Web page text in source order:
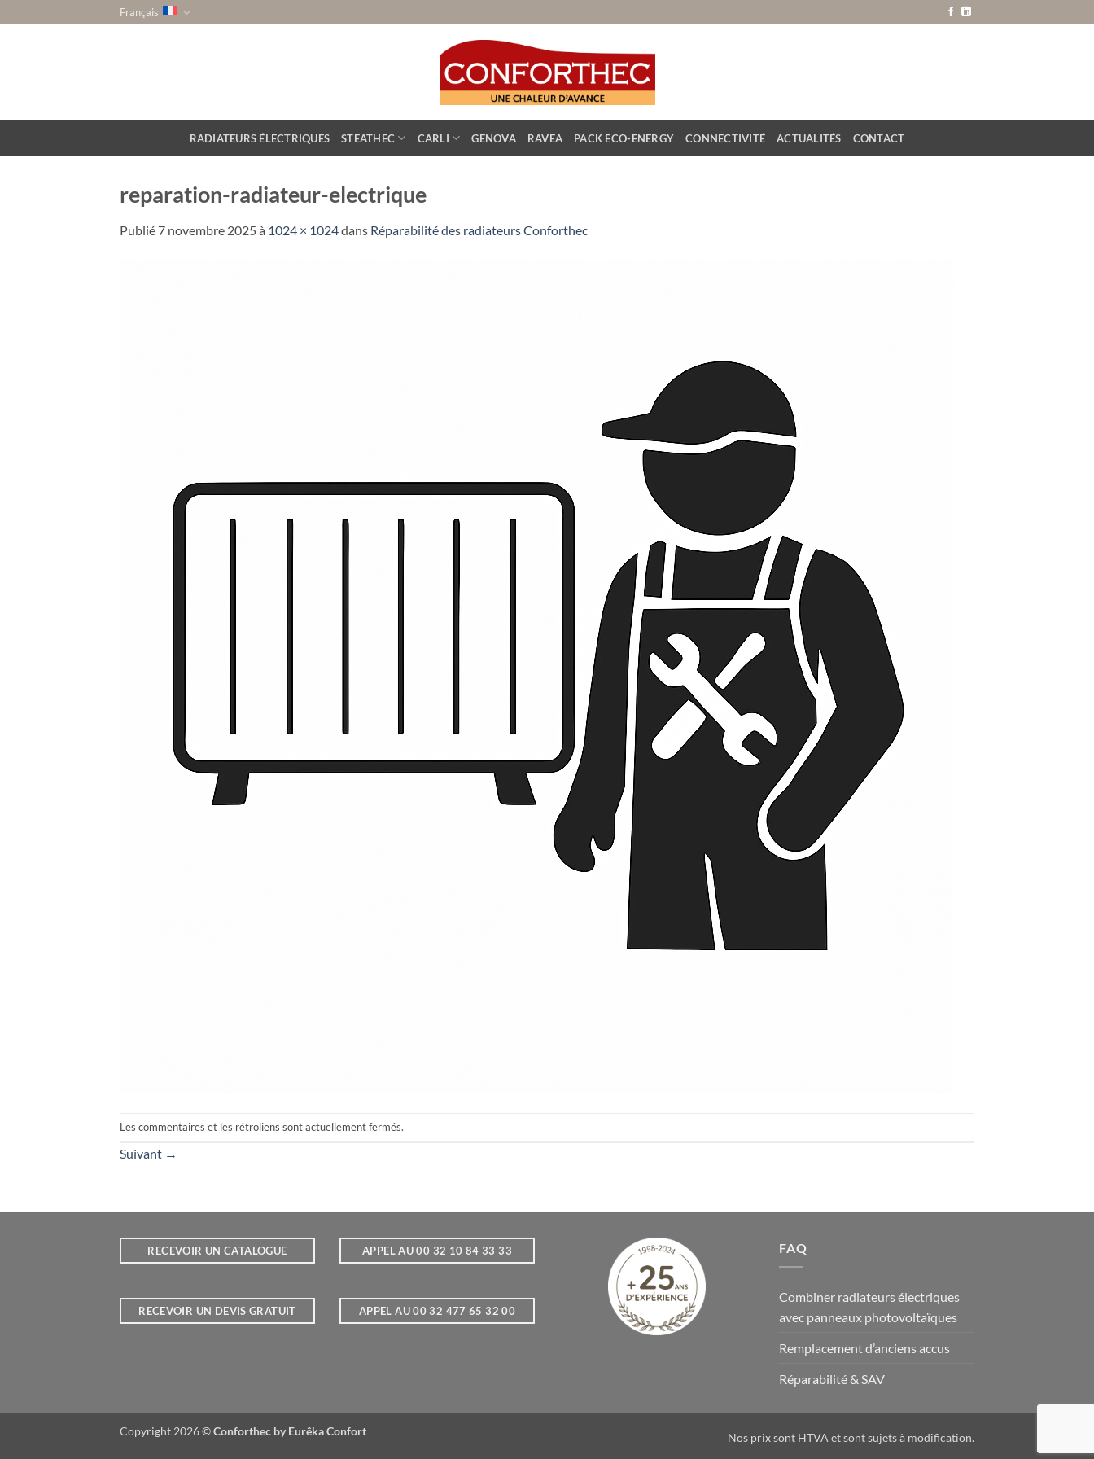
au
Français
RADIATEURS ÉLECTRIQUES STEATHEC CARLI GENOVA RAVEA PACK ECO-ENERGY CONNECTIVITÉ ACTUALITÉS CONTACT
reparation-radiateur-electrique
Publié 7 novembre 2025à 1024 × 1024dans Réparabilité des radiateurs Conforthec
Les commentaires et les rétroliens sont actuellement fermés.
Suivant →
RECEVOIR UN CATALOGUE
RECEVOIR UN DEVIS GRATUIT
APPEL AU 00 32 10 84 33 33
APPEL AU 00 32 477 65 32 00
FAQ
Combiner radiateurs électriques
avec panneaux photovoltaïques
Remplacement d’anciens accus
Réparabilité & SAV
Nos prix sont HTVA et sont sujets à modification.
Copyright 2026 ©Conforthec by Eurêka Confort